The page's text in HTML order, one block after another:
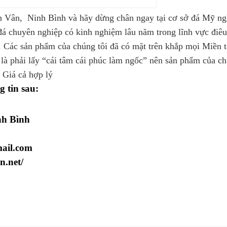
Vân, Ninh Bình và hãy dừng chân ngay tại cơ sở đá Mỹ
chuyên nghiệp có kinh nghiệm lâu năm trong lĩnh vực điêu
sản phẩm của chúng tôi đã có mặt trên khắp mọi Miền
phải lấy “cái tâm cái phúc làm ngốc” nên sản phẩm của
cả hợp lý
tin sau:
Bình